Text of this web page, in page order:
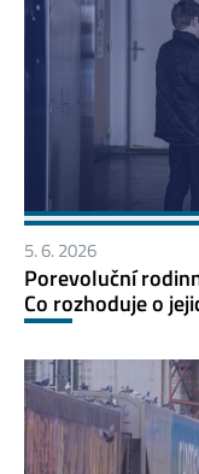
5. 6. 2026
Porevoluční
Co rozhoduje o